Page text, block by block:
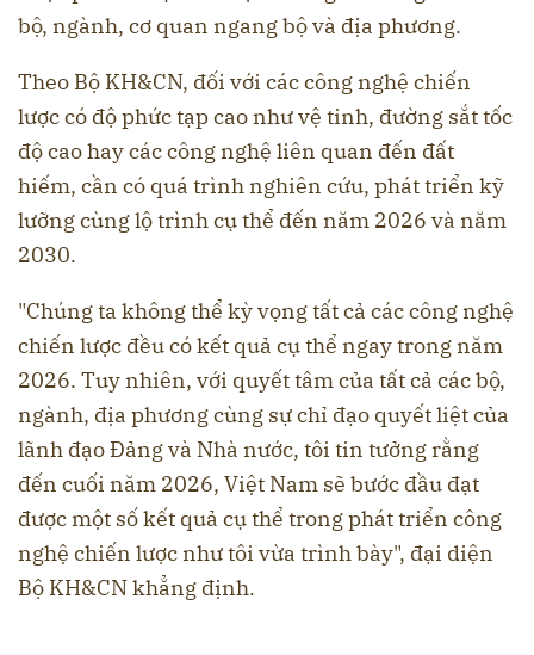
bộ, ngành, cơ quan ngang bộ và địa phương.
Theo Bộ KH&CN, đối với các công nghệ chiến
lược có độ phức tạp cao như vệ tinh, đường sắt tốc
độ cao hay các công nghệ liên quan đến đất
hiếm, cần có quá trình nghiên cứu, phát triển kỹ
lưỡng cùng lộ trình cụ thể đến năm 2026 và năm
2030.
"Chúng ta không thể kỳ vọng tất cả các công nghệ
chiến lược đều có kết quả cụ thể ngay trong năm
2026. Tuy nhiên, với quyết tâm của tất cả các bộ,
ngành, địa phương cùng sự chỉ đạo quyết liệt của
lãnh đạo Đảng và Nhà nước, tôi tin tưởng rằng
đến cuối năm 2026, Việt Nam sẽ bước đầu đạt
được một số kết quả cụ thể trong phát triển công
nghệ chiến lược như tôi vừa trình bày", đại diện
Bộ KH&CN khẳng định.